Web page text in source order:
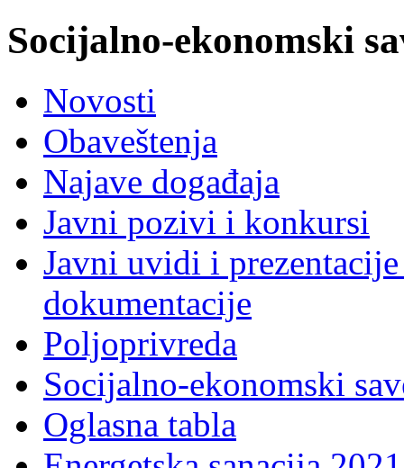
Socijalno-ekonomski
Novosti
Obaveštenja
Najave događaja
Javni pozivi i konkursi
Javni uvidi i
dokumentacije
Poljoprivreda
Socijalno-ekonomski
Oglasna tabla